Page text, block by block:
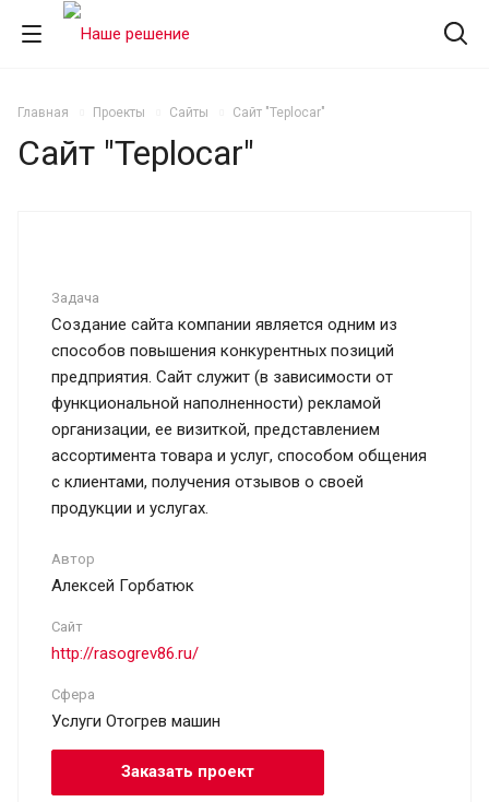
Главная Проекты Сайты Сайт "Teplocar"
Сайт "Teplocar"
Задача
Создание сайта компании является одним из
способов повышения конкурентных позиций
предприятия. Сайт служит (в зависимости от
функциональной наполненности) рекламой
организации, ее визиткой, представлением
ассортимента товара и услуг, способом общения
с клиентами, получения отзывов о своей
продукции и услугах.
Автор
Алексей Горбатюк
Сайт
http://rasogrev86.ru/
Сфера
Услуги Отогрев машин
Заказать проект